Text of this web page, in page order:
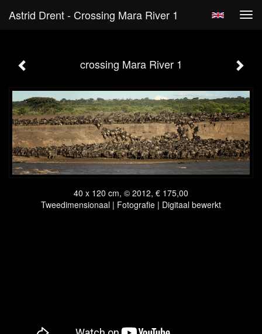
Astrid Drent - Crossing Mara River 1
crossing Mara River 1
40 x 120 cm, © 2012, € 175,00
Tweedimensionaal | Fotografie | Digitaal bewerkt